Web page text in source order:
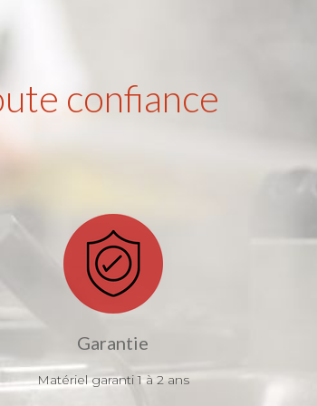
confiance
Garantie
Matériel garanti 1 à 2 ans